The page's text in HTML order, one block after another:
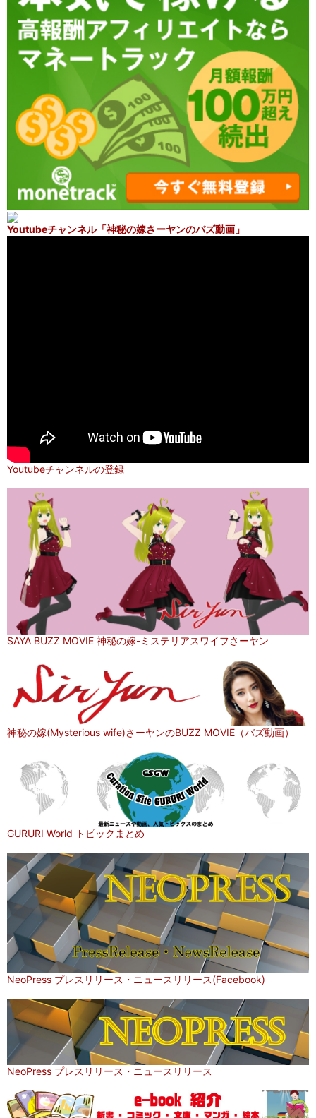
Youtubeチャンネル「神秘の嫁さーヤンのバズ動画」
Youtubeチャンネルの登録
SAYA BUZZ MOVIE 神秘の嫁-ミステリアスワイフさーヤン
神秘の嫁(Mysterious wife)さーヤンのBUZZ MOVIE（バズ動画）
GURURI World トピックまとめ
NeoPress プレスリリース・ニュースリリース(Facebook)
NeoPress プレスリリース・ニュースリリース